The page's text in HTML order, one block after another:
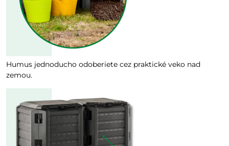
Humus jednoducho odoberiete cez praktické veko nad
zemou.